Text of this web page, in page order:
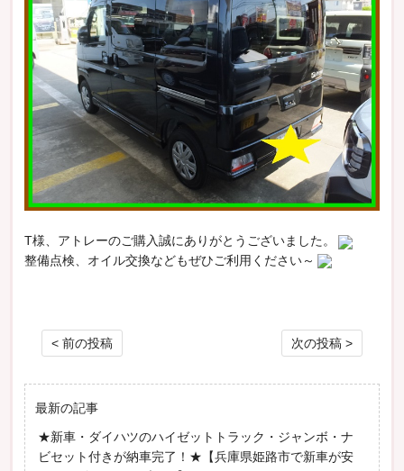
T様、アトレーのご購入誠にありがとうございました。
整備点検、オイル交換などもぜひご利用ください～
投稿ナビゲーション
< 前の投稿 次の投稿 >
最新の記事
★新車・ダイハツのハイゼットトラック・ジャンボ・ナ
ビセット付きが納車完了！★【兵庫県姫路市で新車が安